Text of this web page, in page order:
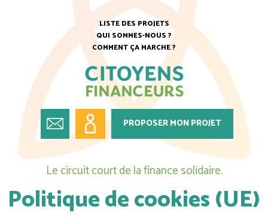
LISTE DES PROJETS
QUI SOMMES-NOUS ?
COMMENT ÇA MARCHE ?
PROPOSER MON PROJET
Le circuit court de la finance solidaire.
Politique de cookies (UE)